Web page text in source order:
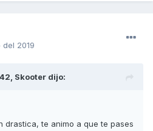
del 2019
Skooter dijo:
drastica, te animo a que te pases